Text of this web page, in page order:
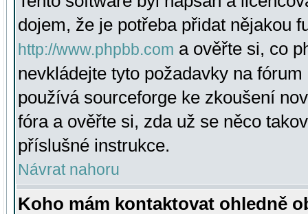
dojem, že je potřeba přidat nějakou
http://www.phpbb.com a ověřte si, co
nevkládejte tyto požadavky na
používá sourceforge ke zkoušení
fóra a ověřte si, zda už se něco
příslušné instrukce.
Návrat nahoru
Koho mám kontaktovat ohledně